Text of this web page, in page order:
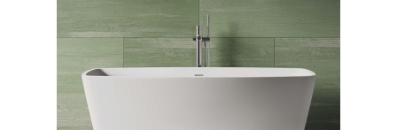
وان فری استندینگ بیانکا